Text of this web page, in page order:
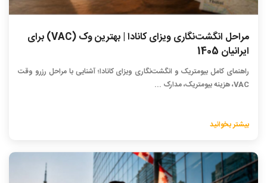
مراحل انگشت‌نگاری ویزای کانادا | بهترین وک (VAC) برای
ایرانیان 1405
راهنمای کامل بیومتریک و انگشت‌نگاری ویزای کانادا؛ آشنایی با مراحل رزرو وقت
VAC، هزینه بیومتریک، مدارک ...
بیشتر بخوانید